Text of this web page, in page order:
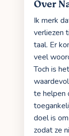
Over
Ik merk
verliezen
taal. Er
veel
Toch is
te helpen
doel is
zodat ze